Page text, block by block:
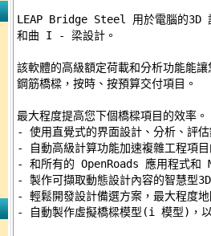
LEAP Bridge Steel 用於電腦的3D
和曲 I - 梁設計。
該軟體的高級額定荷載和分析功能能
鋼筋橋樑，按時、按預算交付項目。
最大程度提高您下個橋樑項目的效率
- 使用直覺式的界面設計、分析、評
- 自動高級計算功能加速複雜工程項
- 和所有的 OpenRoads 應用程式
- 製作可擷取動態設計內容的智慧型
- 輕鬆開發設計備選方案，最大程度
- 自動製作虛擬橋樑模型(i 模型)，